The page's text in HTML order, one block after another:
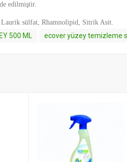
edilmiştir.
sülfat, Rhamnolipid, Sitrik Asit.
500 ML ecover yüzey temizleme